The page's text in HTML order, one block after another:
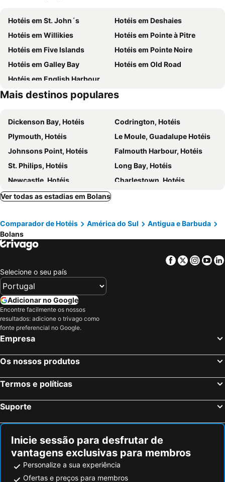
Hotéis em St. John´s
Hotéis em Deshaies
Hotéis em Willikies
Hotéis em Pointe à Pitre
Hotéis em Five Islands
Hotéis em Pointe Noire
Hotéis em Galley Bay
Hotéis em Old Road
Hotéis em English Harbour Town
Mais destinos populares
Dickenson Bay, Hotéis
Codrington, Hotéis
Plymouth, Hotéis
Le Moule, Guadalupe Hotéis
Johnsons Point, Hotéis
Falmouth Harbour, Hotéis
St. Philips, Hotéis
Long Bay, Hotéis
Newcastle, Hotéis
Charlestown, Hotéis
Sainte Rose, Guadalupe Hotéis
St. John´s, Hotéis
Willikies, Hotéis
Five Islands, Hotéis
Galley Bay, Hotéis
Old Road, Hotéis
Ver todas as estadias em Bolans
Comparador de Hotéis América do Sul
Antigua e Barbuda
Bolans
Facebook
Twitter
Selecione o seu país
Adicionar no Google
Encontre facilmente os nossos
resultados: adicione o trivago como
fonte preferencial no Google.
Empresa
Os nossos produtos
Termos e políticas
Suporte
Inicie sessão para desfrutar de
vantagens exclusivas para membros
Personalize a sua experiência
Ofertas e preços para membros